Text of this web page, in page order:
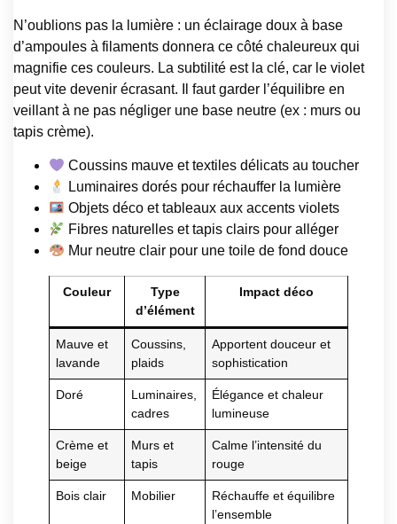
N’oublions pas la lumière : un éclairage doux à base
d’ampoules à filaments donnera ce côté chaleureux qui
magnifie ces couleurs. La subtilité est la clé, car le violet
peut vite devenir écrasant. Il faut garder l’équilibre en
veillant à ne pas négliger une base neutre (ex : murs ou
tapis crème).
Coussins mauve et textiles délicats au toucher
Luminaires dorés pour réchauffer la lumière
Objets déco et tableaux aux accents violets
Fibres naturelles et tapis clairs pour alléger
Mur neutre clair pour une toile de fond douce
Couleur
Type
d’élément
Impact déco
Mauve et
lavande
Coussins,
plaids
Apportent douceur et
sophistication
Doré
Luminaires,
cadres
Élégance et chaleur
lumineuse
Crème et
beige
Murs et
tapis
Calme l’intensité du
rouge
Bois clair Mobilier
Réchauffe et équilibre
l’ensemble